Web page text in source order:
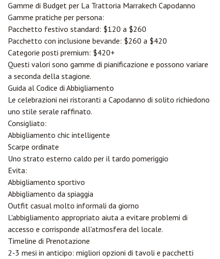
Gamme di Budget per La Trattoria Marrakech Capodanno
Gamme pratiche per persona:
Pacchetto festivo standard: $120 a $260
Pacchetto con inclusione bevande: $260 a $420
Categorie posti premium: $420+
Questi valori sono gamme di pianificazione e possono variare
a seconda della stagione.
Guida al Codice di Abbigliamento
Le celebrazioni nei ristoranti a Capodanno di solito richiedono
uno stile serale raffinato.
Consigliato:
Abbigliamento chic intelligente
Scarpe ordinate
Uno strato esterno caldo per il tardo pomeriggio
Evita:
Abbigliamento sportivo
Abbigliamento da spiaggia
Outfit casual molto informali da giorno
L'abbigliamento appropriato aiuta a evitare problemi di
accesso e corrisponde all'atmosfera del locale.
Timeline di Prenotazione
2-3 mesi in anticipo: migliori opzioni di tavoli e pacchetti